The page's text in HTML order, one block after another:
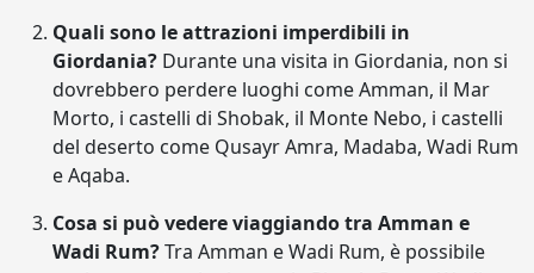
Quali sono le attrazioni imperdibili in
Giordania? Durante una visita in Giordania, non si
dovrebbero perdere luoghi come Amman, il Mar
Morto, i castelli di Shobak, il Monte Nebo, i castelli
del deserto come Qusayr Amra, Madaba, Wadi Rum
e Aqaba.
Cosa si può vedere viaggiando tra Amman e
Wadi Rum?Tra Amman e Wadi Rum, è possibile